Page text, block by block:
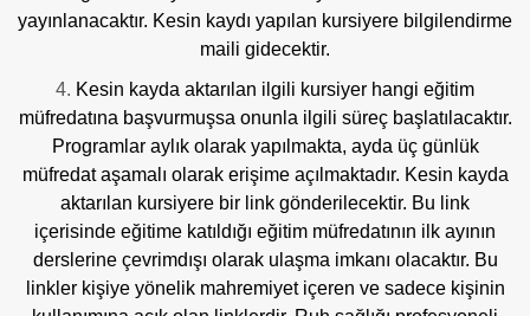
yayınlanacaktır. Kesin kaydı yapılan kursiyere bilgilendirme
maili gidecektir.
Kesin kayda aktarılan ilgili kursiyer hangi eğitim
müfredatına başvurmuşsa onunla ilgili süreç başlatılacaktır.
Programlar aylık olarak yapılmakta, ayda üç günlük
müfredat aşamalı olarak erişime açılmaktadır. Kesin kayda
aktarılan kursiyere bir link gönderilecektir. Bu link
içerisinde eğitime katıldığı eğitim müfredatının ilk ayının
derslerine çevrimdışı olarak ulaşma imkanı olacaktır. Bu
linkler kişiye yönelik mahremiyet içeren ve sadece kişinin